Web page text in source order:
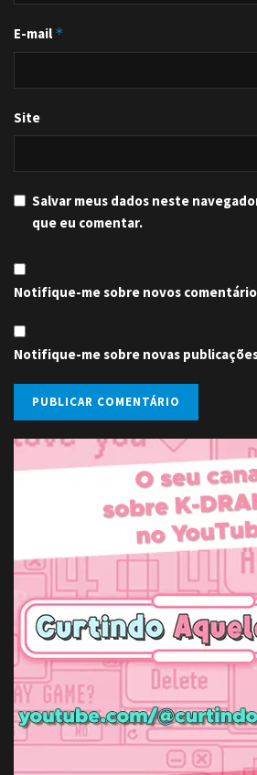
E-mail *
Site
Salvar meus dados neste
que eu comentar.
Notifique-me sobre novos
Notifique-me sobre novas